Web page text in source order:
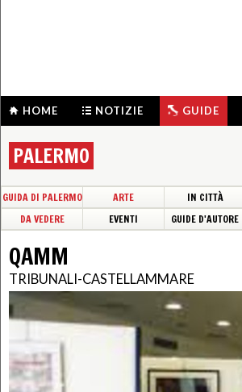
HOME NOTIZIE GUIDE
PALERMO
GUIDA DI PALERMO ARTE IN CITTÀ
DA VEDERE
EVENTI GUIDE D'AUTORE
QAMM
TRIBUNALI-CASTELLAMMARE